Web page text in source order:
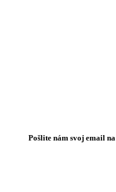
Pošlite nám svoj email na